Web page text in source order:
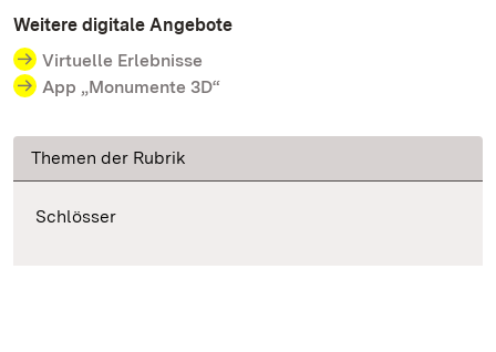
Weitere digitale Angebote
Virtuelle Erlebnisse
App „Monumente 3D“
Themen der Rubrik
Schlösser